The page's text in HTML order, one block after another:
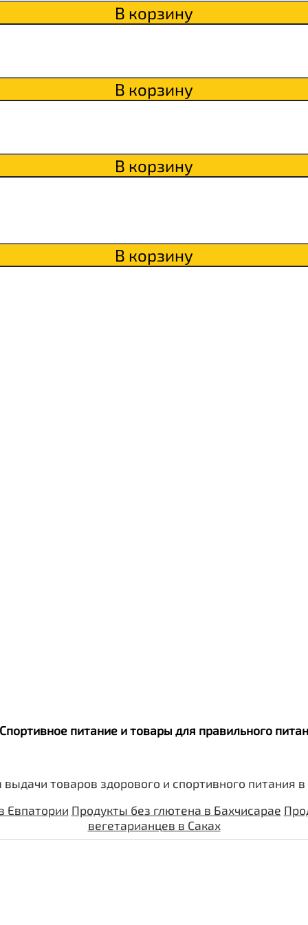
В корзину
В корзину
В корзину
В корзину
питание и товары для правильного
выдачи товаров здорового и спортивного питания
Евпатории Продукты без глютена в Бахчисарае
вегетарианцев в Саках